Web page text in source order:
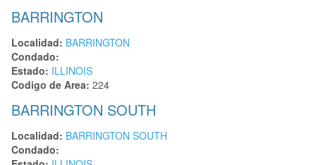
BARRINGTON
Localidad: BARRINGTON
Condado:
Estado: ILLINOIS
Codigo de Area: 224
BARRINGTON SOUTH
Localidad: BARRINGTON SOUTH
Condado: